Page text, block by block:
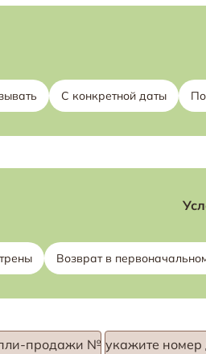
С конкретной даты
Возврат в
продажи № укажите номер